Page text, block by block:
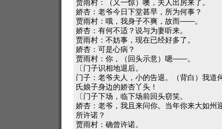
贾雨村：（又一惊）噢，夫人出房来了。
娇杏：老爷今日下堂甚早，所为何事？
贾雨村：哦，我身子不爽，故而——。
娇杏：有何不适？说与为妻听来。
贾雨村：不妨事，现在已经好多了。
娇杏：可是心病？
贾雨村：你，（回头示意）嗯——。
〔门子识相地退后。
门子：老爷夫人，小的告退。（背白）我道
氏娘子身边的娇杏丫头！
〔门子下场，临下场前回头窃笑。
娇杏：老爷，我且来问你。当年你来大如州
所许诺？
贾雨村：确曾许诺。